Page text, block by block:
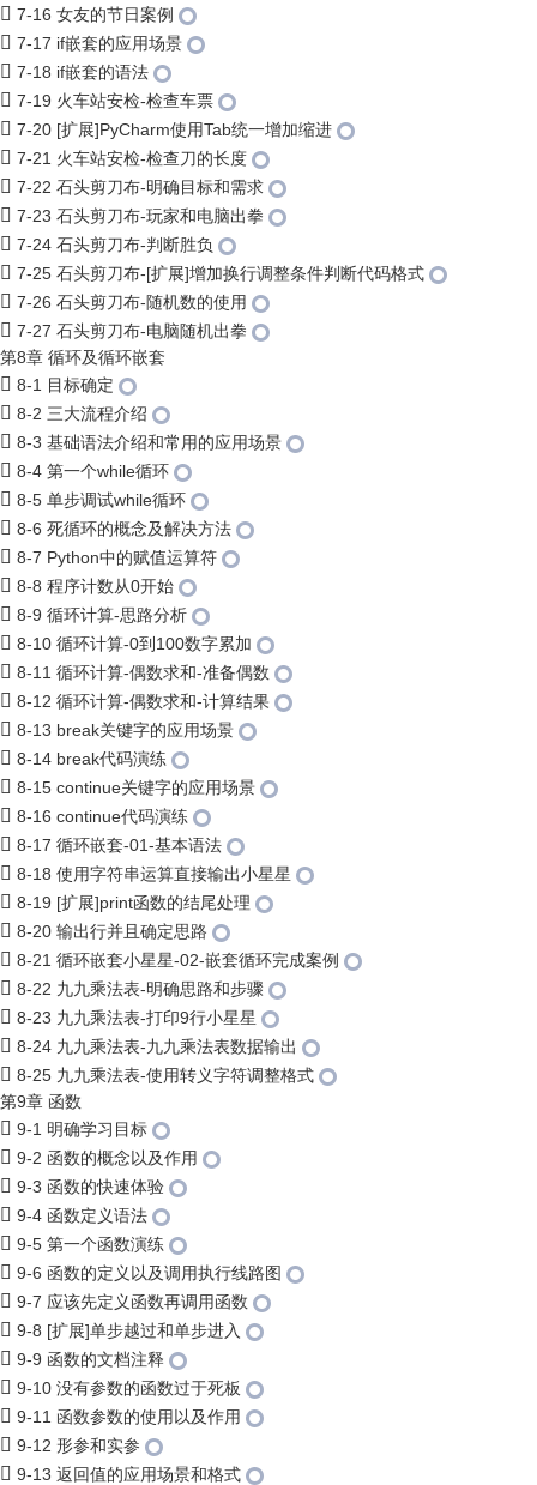
7-16 女友的节日案例
7-17 if嵌套的应用场景
7-18 if嵌套的语法
7-19 火车站安检-检查车票
7-20 [扩展]PyCharm使用Tab统一增加缩进
7-21 火车站安检-检查刀的长度
7-22 石头剪刀布-明确目标和需求
7-23 石头剪刀布-玩家和电脑出拳
7-24 石头剪刀布-判断胜负
7-25 石头剪刀布-[扩展]增加换行调整条件判断代码格式
7-26 石头剪刀布-随机数的使用
7-27 石头剪刀布-电脑随机出拳
第8章 循环及循环嵌套
8-1 目标确定
8-2 三大流程介绍
8-3 基础语法介绍和常用的应用场景
8-4 第一个while循环
8-5 单步调试while循环
8-6 死循环的概念及解决方法
8-7 Python中的赋值运算符
8-8 程序计数从0开始
8-9 循环计算-思路分析
8-10 循环计算-0到100数字累加
8-11 循环计算-偶数求和-准备偶数
8-12 循环计算-偶数求和-计算结果
8-13 break关键字的应用场景
8-14 break代码演练
8-15 continue关键字的应用场景
8-16 continue代码演练
8-17 循环嵌套-01-基本语法
8-18 使用字符串运算直接输出小星星
8-19 [扩展]print函数的结尾处理
8-20 输出行并且确定思路
8-21 循环嵌套小星星-02-嵌套循环完成案例
8-22 九九乘法表-明确思路和步骤
8-23 九九乘法表-打印9行小星星
8-24 九九乘法表-九九乘法表数据输出
8-25 九九乘法表-使用转义字符调整格式
第9章 函数
9-1 明确学习目标
9-2 函数的概念以及作用
9-3 函数的快速体验
9-4 函数定义语法
9-5 第一个函数演练
9-6 函数的定义以及调用执行线路图
9-7 应该先定义函数再调用函数
9-8 [扩展]单步越过和单步进入
9-9 函数的文档注释
9-10 没有参数的函数过于死板
9-11 函数参数的使用以及作用
9-12 形参和实参
9-13 返回值的应用场景和格式